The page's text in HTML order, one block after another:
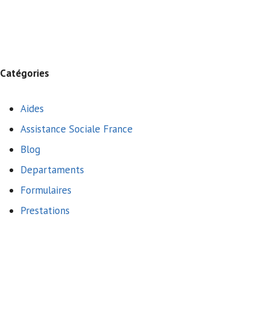
Catégories
Aides
Assistance Sociale France
Blog
Departaments
Formulaires
Prestations